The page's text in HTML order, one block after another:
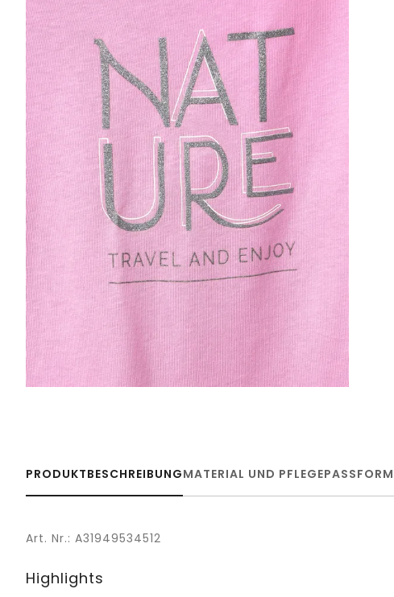
PRODUKTBESCHREIBUNGMATERIAL UND PFLEGEPASSFORM
Art. Nr.: A31949534512
Highlights